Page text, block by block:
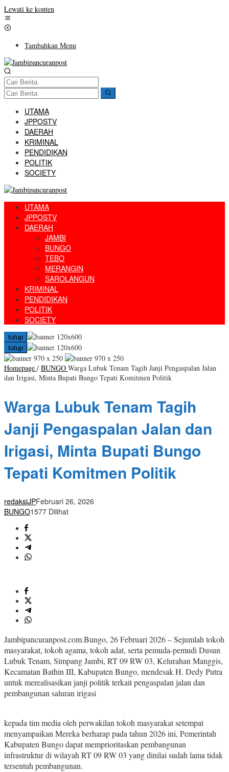
Lewati ke konten
Tambahkan Menu
UTAMA
JPPOSTV
DAERAH
KRIMINAL
PENDIDIKAN
POLITIK
SOCIETY
UTAMA
JPPOSTV
DAERAH
JAMBI
BUNGO
TEBO
MERANGIN
SAROLANGUN
KRIMINAL
PENDIDIKAN
POLITIK
SOCIETY
tutup
tutup
Homepage / BUNGO Warga Lubuk Tenam Tagih Janji Pengaspalan Jalan
dan Irigasi, Minta Bupati Bungo Tepati Komitmen Politik
Warga Lubuk Tenam Tagih
Janji Pengaspalan Jalan dan
Irigasi, Minta Bupati Bungo
Tepati Komitmen Politik
redaksiJPFebruari 26, 2026
BUNGO1577 Dilihat
Jambipancuranpost.com.Bungo, 26 Februari 2026 – Sejumlah tokoh
masyarakat, tokoh agama, tokoh adat, serta pemuda-pemudi Dusun
Lubuk Tenam, Simpang Jambi, RT 09 RW 03, Kelurahan Manggis,
Kecamatan Bathin III, Kabupaten Bungo, mendesak H. Dedy Putra
untuk merealisasikan janji politik terkait pengaspalan jalan dan
pembangunan saluran irigasi
kepada tim media oleh perwakilan tokoh masyarakat setempat
menyampaikan Mereka berharap pada tahun 2026 ini, Pemerintah
Kabupaten Bungo dapat memprioritaskan pembangunan
infrastruktur di wilayah RT 09 RW 03 yang dinilai sudah lama tidak
tersentuh pembangunan.